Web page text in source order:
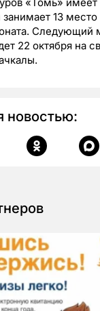
«Томь» имеет
13 место
Следующий
22 октября на
новостью: